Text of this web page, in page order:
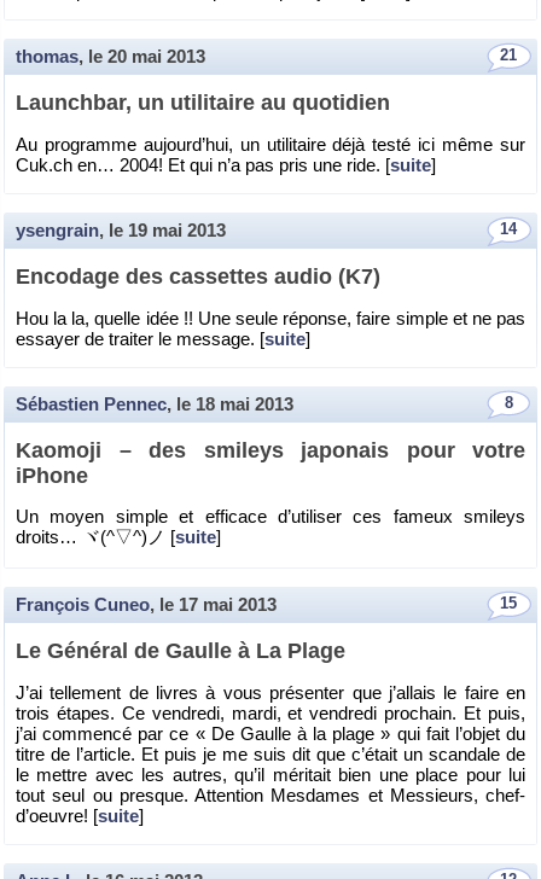
21
thomas, le 20 mai 2013
Launch­bar, un uti­li­taire au quo­ti­dien
Au pro­gramme au­jour­d’hui, un uti­li­taire déjà testé ici même sur
Cuk.​ch en… 2004! Et qui n’a pas pris une ride. [suite]
14
ysengrain, le 19 mai 2013
En­co­dage des cas­settes audio (K7)
Hou la la, quelle idée !! Une seule ré­ponse, faire simple et ne pas
es­sayer de trai­ter le mes­sage. [suite]
8
Sébastien Pennec, le 18 mai 2013
Kao­moji – des smi­leys ja­po­nais pour votre
iPhone
Un moyen simple et ef­fi­cace d’uti­li­ser ces fa­meux smi­leys
droits… ヾ(^▽^)ノ [suite]
15
François Cuneo, le 17 mai 2013
Le Gé­né­ral de Gaulle à La Plage
J’ai tel­le­ment de livres à vous pré­sen­ter que j’al­lais le faire en
trois étapes. Ce ven­dredi, mardi, et ven­dredi pro­chain. Et puis,
j’ai com­mencé par ce « De Gaulle à la plage » qui fait l’ob­jet du
titre de l’ar­ticle. Et puis je me suis dit que c’était un scan­dale de
le mettre avec les autres, qu’il mé­ri­tait bien une place pour lui
tout seul ou presque. At­ten­tion Mes­dames et Mes­sieurs, chef-
d’oeuvre! [suite]